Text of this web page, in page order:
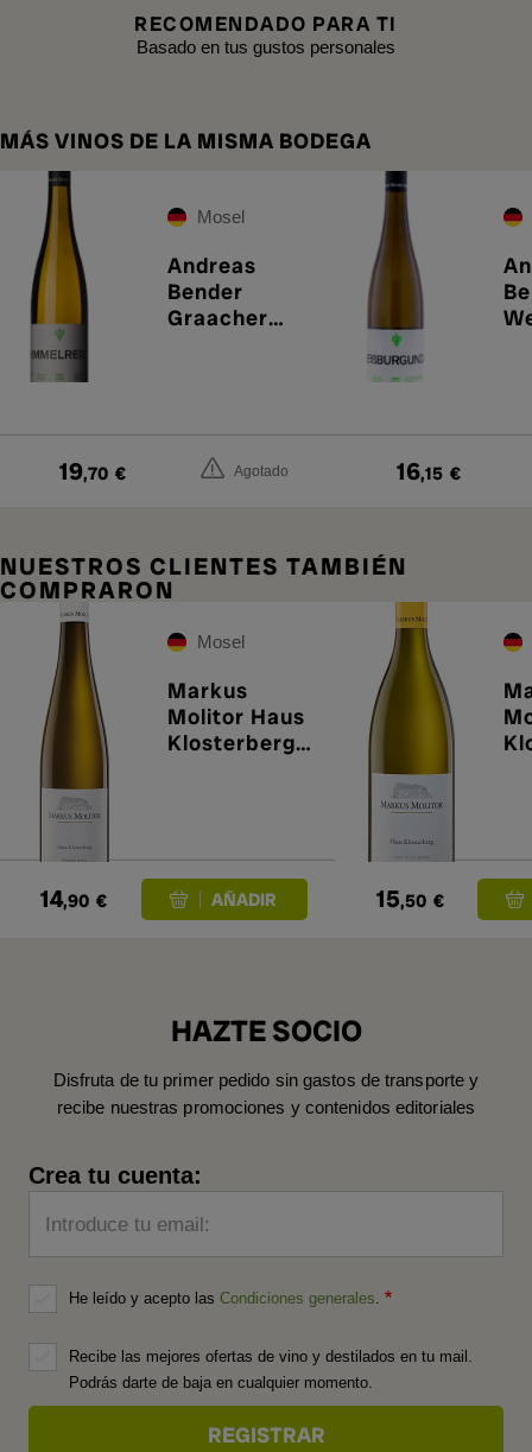
RECOMENDADO PARA TI
Basado en tus gustos personales
MÁS VINOS DE LA MISMA BODEGA
Mosel
Andreas
Bender
Graacher
19,70 € Agotado 16,15 €
NUESTROS CLIENTES TAMBIÉN
COMPRARON
Mosel
Markus
Molitor Haus
Klosterberg
14,90 € 15,50 €
HAZTE SOCIO
Disfruta de tu primer pedido sin gastos de transporte y
recibe nuestras promociones y contenidos editoriales
Crea tu cuenta:
Introduce tu email:
He leído y acepto las Condiciones generales
Recibe las mejores ofertas de vino y destilados en tu mail.
Podrás darte de baja en cualquier momento.